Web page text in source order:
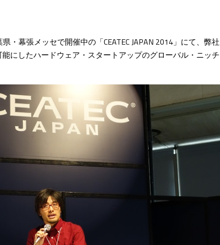
・幕張メッセで開催中の「CEATEC JAPAN 2014」にて、弊社
にしたハードウェア・スタートアップのグローバル・ニッチ